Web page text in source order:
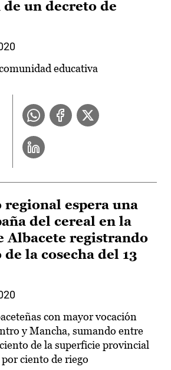
un decreto de
educativa
regional espera una
del cereal en la
Albacete registrando
la cosecha del 13
con mayor vocación
y Mancha, sumando entre
de la superficie provincial
ciento de riego